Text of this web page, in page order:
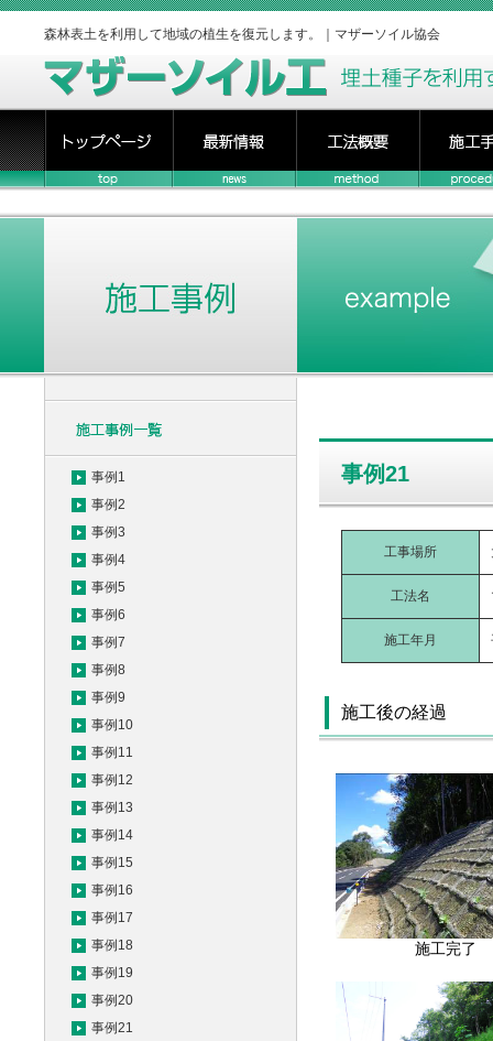
森林表土を利用して地域の植生を復元します。｜マザーソイル協会
事例1
事例2
事例3
事例4
事例5
事例6
事例7
事例8
事例9
事例10
事例11
事例12
事例13
事例14
事例15
事例16
事例17
事例18
事例19
事例20
事例21
事例21
工事場所
工法名
施工年月
施工後の経過
施工完了